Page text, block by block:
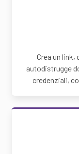
Crea un
autodistrugge
credenziali,